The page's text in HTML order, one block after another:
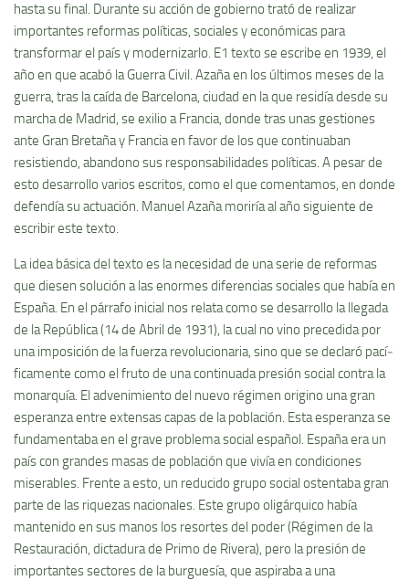
hasta su final. Durante su acción de gobierno trató de realizar
importantes reformas polí­ticas, sociales y económicas para
transformar el paí­s y modernizarlo. E1 texto se escribe en 1939, el
año en que acabó la Guerra Civil. Azaña en los últimos meses de la
guerra, tras la caí­da de Barcelona, ciudad en la que residí­a desde su
marcha de Madrid, se exilio a Francia, donde tras unas gestiones
ante Gran Bretaña y Francia en favor de los que continuaban
resistiendo, abandono sus responsabilidades polí­ticas. A pesar de
esto desarrollo varios escritos, como el que comentamos, en donde
defendí­a su actuación. Manuel Azaña morirí­a al año siguiente de
escribir este texto.
La idea básica del texto es la necesidad de una serie de reformas
que diesen solución a las enormes diferencias sociales que habí­a en
España. En el párrafo inicial nos relata como se desarrollo la llegada
de la República (14 de Abril de 1931), la cual no vino precedida por
una imposición de la fuerza revolucionaria, sino que se declaró pací­
ficamente como el fruto de una continuada presión social contra la
monarquí­a. El advenimiento del nuevo régimen origino una gran
esperanza entre extensas capas de la población. Esta esperanza se
fundamentaba en el grave problema social español. España era un
paí­s con grandes masas de población que viví­a en condiciones
miserables. Frente a esto, un reducido grupo social ostentaba gran
parte de las riquezas nacionales. Este grupo oligárquico habí­a
mantenido en sus manos los resortes del poder (Régimen de la
Restauración, dictadura de Primo de Rivera), pero la presión de
importantes sectores de la burguesí­a, que aspiraba a una